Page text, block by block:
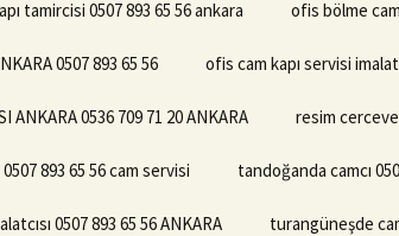
tamircisi 0507 893 65 56 ankara ofis bölme
0507 893 65 56 ofis cam kapı servisi
ANKARA 0536 709 71 20 ANKARA resim cerceve
893 65 56 cam servisi tandoğanda camcı
0507 893 65 56 ANKARA turangüneşde